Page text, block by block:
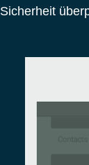
Sicherheit